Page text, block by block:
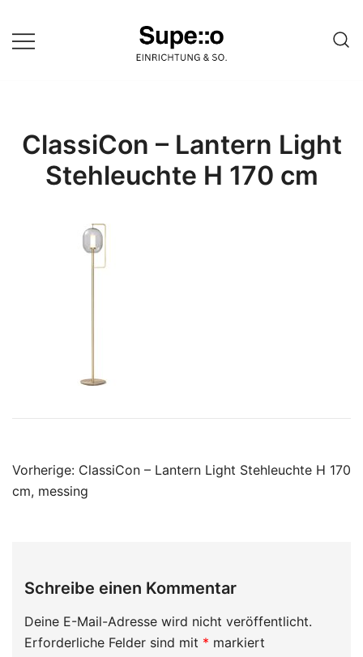
zum
Inhalt
einer Website
ClassiCon – Lantern Light
Stehleuchte H 170 cm
Beitragsnavigation
Vorherige: ClassiCon – Lantern Light Stehleuchte H 170
cm, messing
Schreibe einen Kommentar
Deine E-Mail-Adresse wird nicht veröffentlicht.
Erforderliche Felder sind mit * markiert